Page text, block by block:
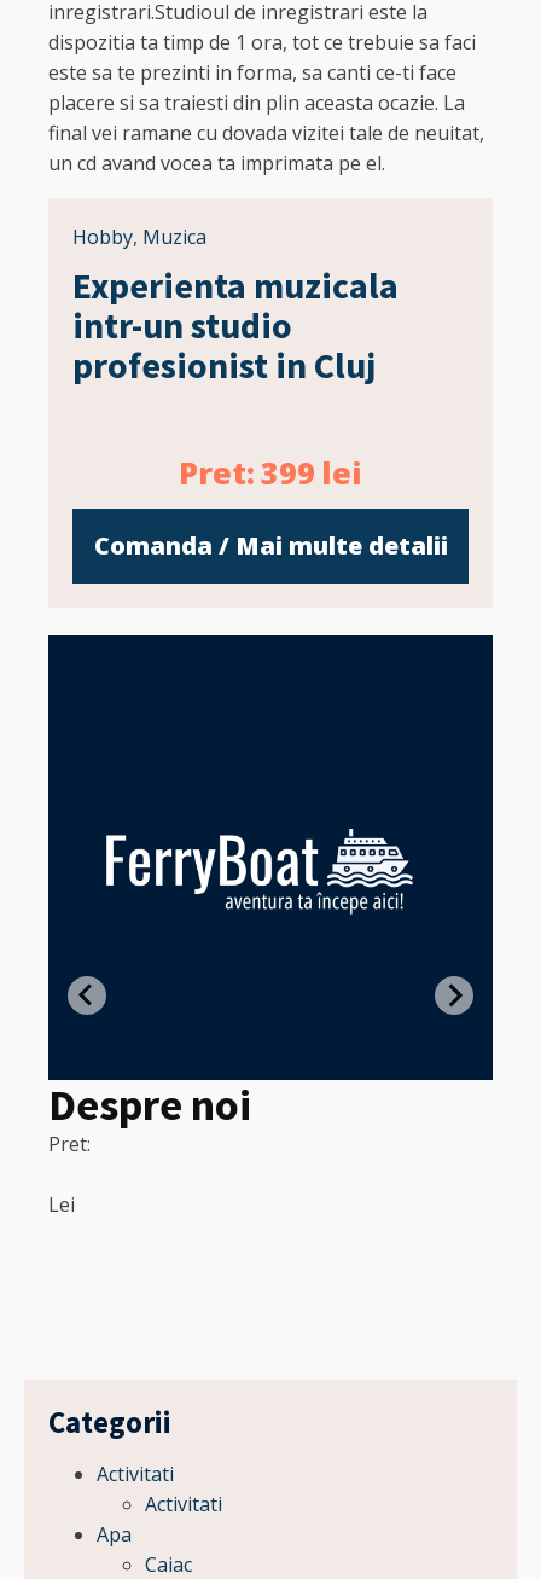
inregistrari.Studioul de inregistrari este la
dispozitia ta timp de 1 ora, tot ce trebuie sa faci
este sa te prezinti in forma, sa canti ce-ti face
placere si sa traiesti din plin aceasta ocazie. La
final vei ramane cu dovada vizitei tale de neuitat,
un cd avand vocea ta imprimata pe el.
Hobby, Muzica
Experienta muzicala
intr-un studio
profesionist in Cluj
Pret:399 lei
Comanda / Mai multe detalii
Despre noi
Pret:
Lei
Categorii
Activitati
Activitati
Apa
Caiac